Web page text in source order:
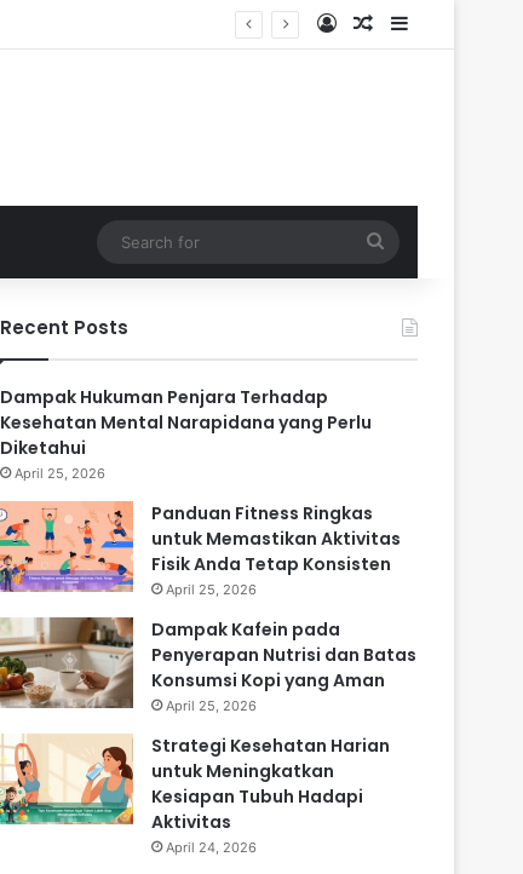
Log InRandom Article
Sidebar
for
Recent Posts
Dampak Hukuman Penjara Terhadap
Kesehatan Mental Narapidana yang Perlu
Diketahui
April 25, 2026
Panduan Fitness Ringkas
untuk Memastikan Aktivitas
Fisik Anda Tetap Konsisten
April 25, 2026
Dampak Kafein pada
Penyerapan Nutrisi dan Batas
Konsumsi Kopi yang Aman
April 25, 2026
Strategi Kesehatan Harian
untuk Meningkatkan
Kesiapan Tubuh Hadapi
Aktivitas
April 24, 2026